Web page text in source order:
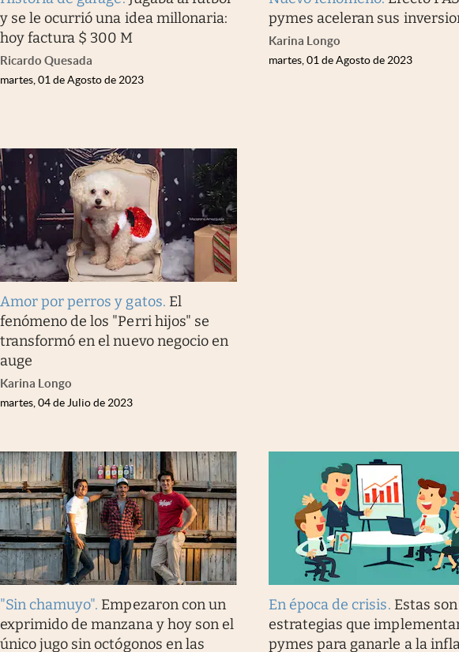
y se le ocurrió una idea millonaria:
hoy factura $ 300 M
Ricardo Quesada
martes, 01 de Agosto de 2023
pymes aceleran sus
Karina Longo
martes, 01 de Agosto de 2023
Amor por perros y gatos. El
fenómeno de los "Perri hijos" se
transformó en el nuevo negocio en
auge
Karina Longo
martes, 04 de Julio de 2023
"Sin chamuyo". Empezaron con un
exprimido de manzana y hoy son el
único jugo sin octógonos en las
En época de crisis. Estas
estrategias que
pymes para ganarle a la